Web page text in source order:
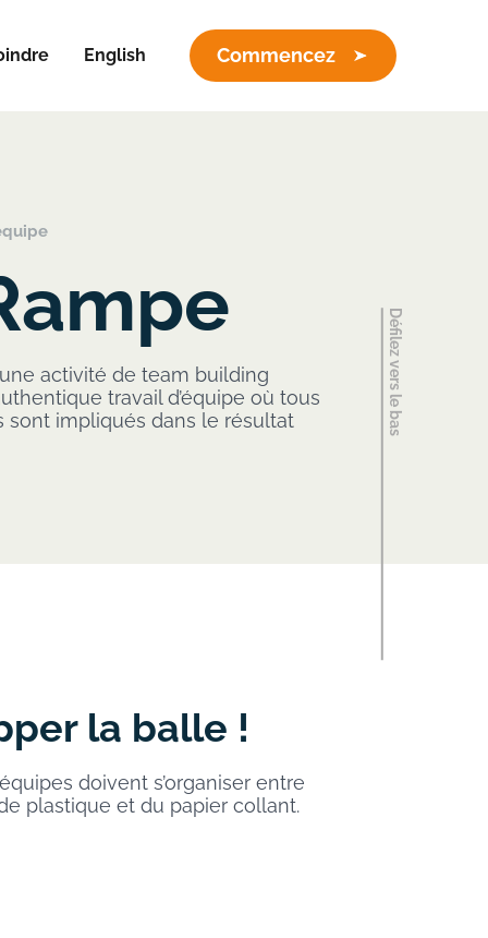
English Commencez
activité de team building
travail d’équipe où tous
sont impliqués dans le résultat
la balle !
doivent s’organiser entre
plastique et du papier collant.